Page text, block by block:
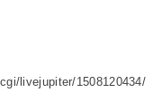
livejupiter/1508120434/